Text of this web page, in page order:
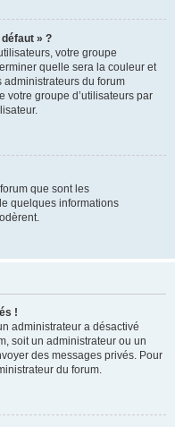
défaut » ?
votre groupe
quelle sera la couleur et
administrateurs du forum
votre groupe d’utilisateurs par
que sont les
quelques informations
!
administrateur a désactivé
soit un administrateur ou un
des messages privés. Pour
du forum.